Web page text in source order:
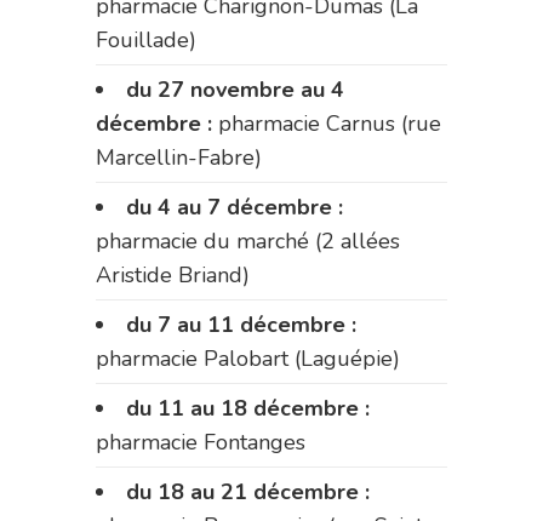
Fouillade)
du 27 novembre au 4
décembre : pharmacie Carnus (rue
Marcellin-Fabre)
du 4 au 7 décembre :
pharmacie du marché (2 allées
Aristide Briand)
du 7 au 11 décembre :
pharmacie Palobart (Laguépie)
du 11 au 18 décembre :
pharmacie Fontanges
du 18 au 21 décembre :